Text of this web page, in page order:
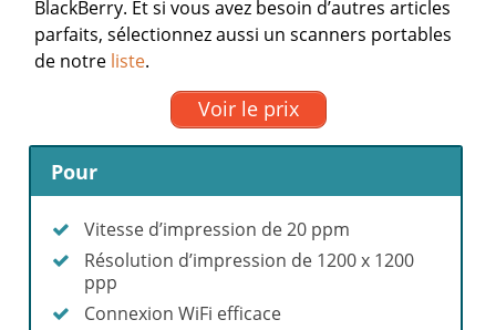
BlackBerry. Et si vous avez besoin d’autres articles
parfaits, sélectionnez aussi un scanners portables
de notre liste.
Voir le prix
Pour
Vitesse d’impression de 20 ppm
Résolution d’impression de 1200 x 1200
ppp
Connexion WiFi efficace